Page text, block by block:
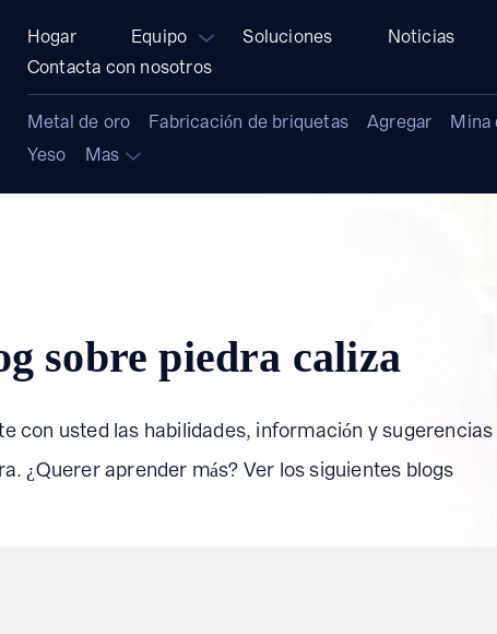
Hogar Equipo Soluciones Noticias
Contacta con nosotros
Metal de oro Fabricación de briquetas Agregar Mina
Yeso
Mas
sobre piedra caliza
con usted las habilidades, información y sugerencias
¿Querer aprender más? Ver los siguientes blogs